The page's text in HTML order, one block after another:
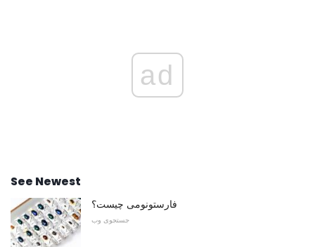
ad
See Newest
فارستونومی چیست؟
جستجوی وب